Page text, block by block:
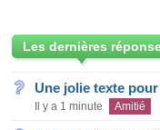
Les dernières
Une jolie texte
Il y a 1 minute Amitié